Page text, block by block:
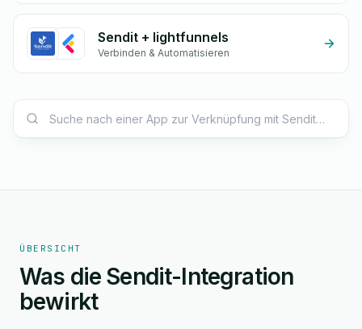
Sendit + lightfunnels
Verbinden & Automatisieren
ÜBERSICHT
Was die Sendit-Integration
bewirkt